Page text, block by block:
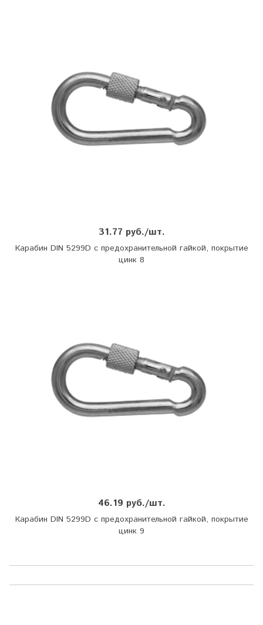
31.77 руб./шт.
Карабин DIN 5299D с предохранительной гайкой, покрытие
цинк 8
46.19 руб./шт.
Карабин DIN 5299D с предохранительной гайкой, покрытие
цинк 9